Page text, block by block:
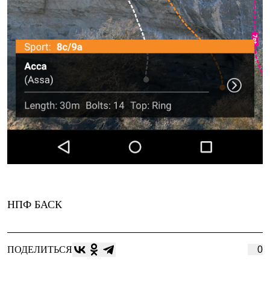
НПФ БАСК
ПОДЕЛИТЬСЯ 0